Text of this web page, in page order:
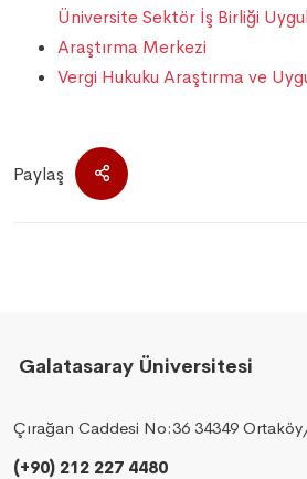
Üniversite Sektör İş Birliği
Araştırma Merkezi
Vergi Hukuku Araştırma ve
Paylaş
Galatasaray Üniversitesi
Çırağan Caddesi No:36 34349
(+90) 212 227 4480